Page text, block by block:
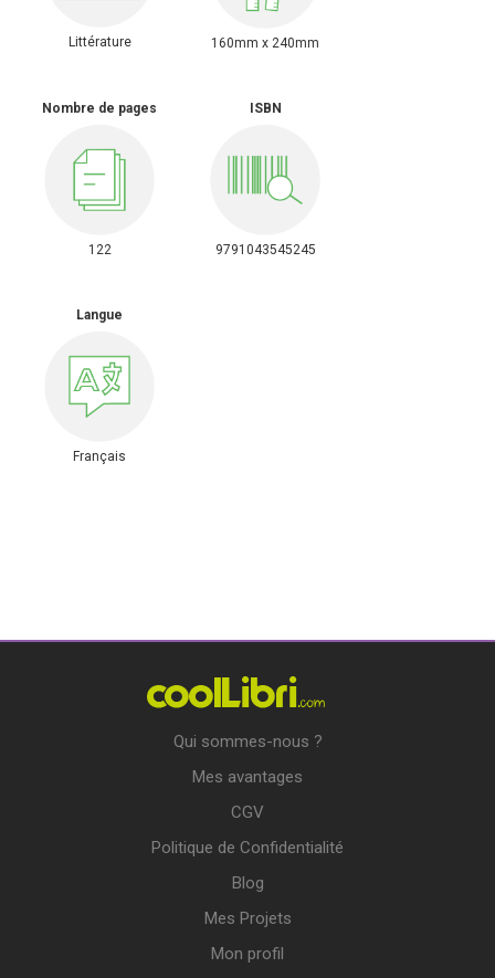
Littérature 160mm x 240mm
Nombre de pages
122
ISBN
9791043545245
Langue
Français
Qui sommes-nous ?
Mes avantages
CGV
Politique de Confidentialité
Blog
Mes Projets
Mon profil